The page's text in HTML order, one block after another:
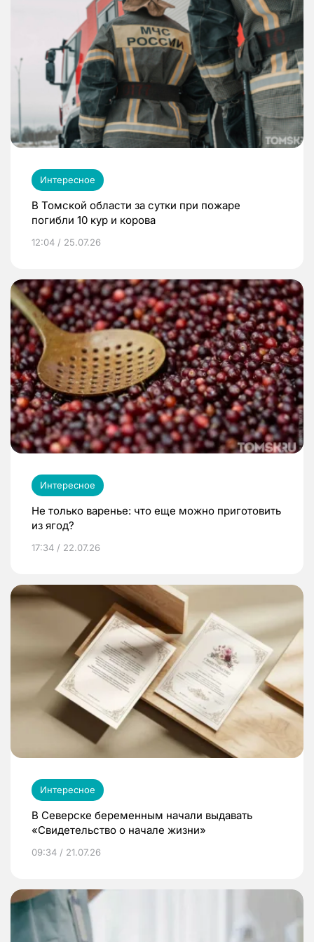
Интересное
В Томской области за сутки при пожаре
погибли 10 кур и корова
12:04 / 25.07.26
Интересное
Не только варенье: что еще можно приготовить
из ягод?
17:34 / 22.07.26
Интересное
В Северске беременным начали выдавать
«Свидетельство о начале жизни»
09:34 / 21.07.26